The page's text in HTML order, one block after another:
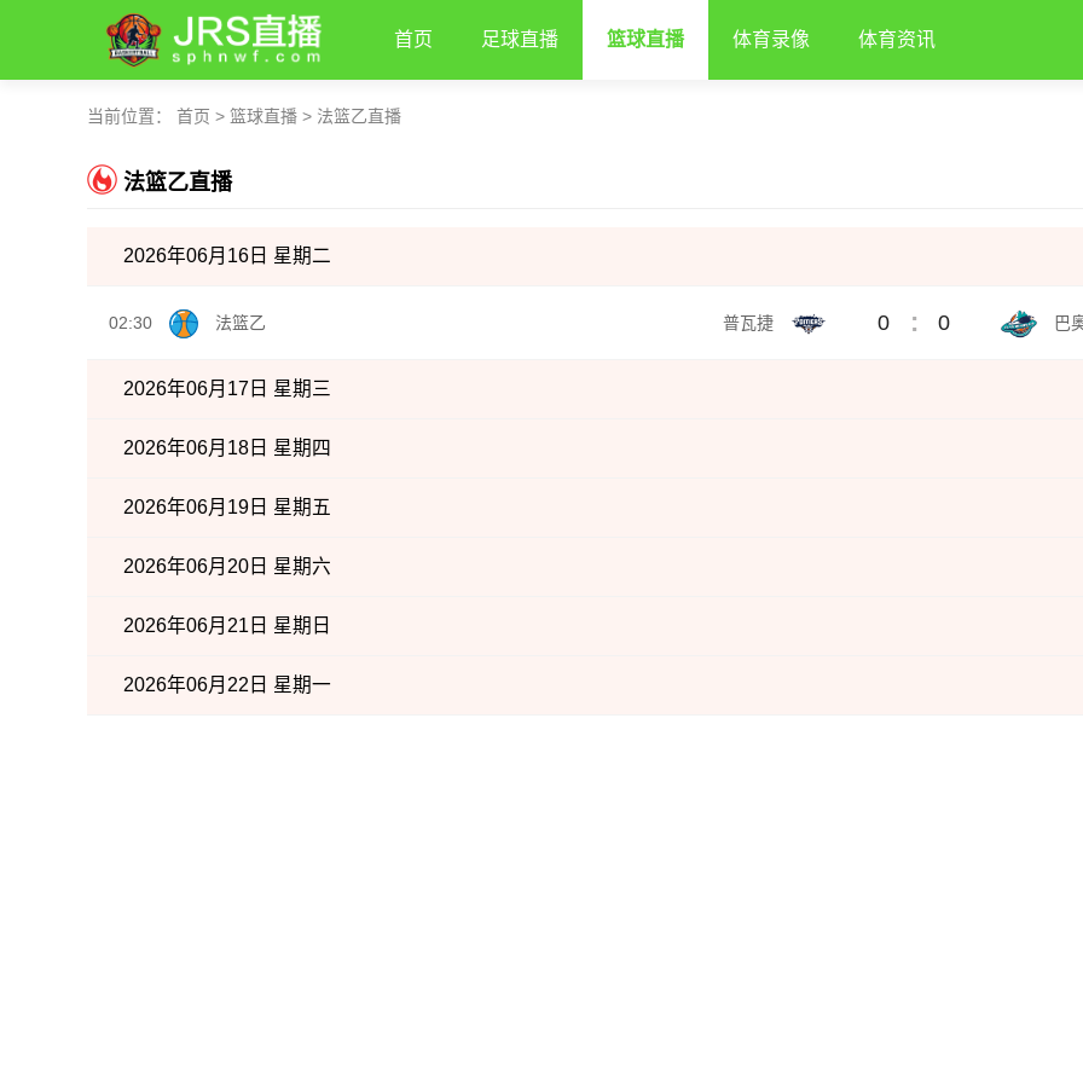
首页 足球直播 篮球直播 体育录像 体育资讯
当前位置： 首页 > 篮球直播 > 法篮乙直播
法篮乙直播
2026年06月16日 星期二
02:30 法篮乙 普瓦捷 0 : 0 巴
2026年06月17日 星期三
2026年06月18日 星期四
2026年06月19日 星期五
2026年06月20日 星期六
2026年06月21日 星期日
2026年06月22日 星期一